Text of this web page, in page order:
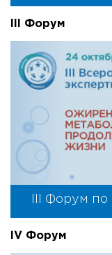
III Форум
III Форум
IV Форум